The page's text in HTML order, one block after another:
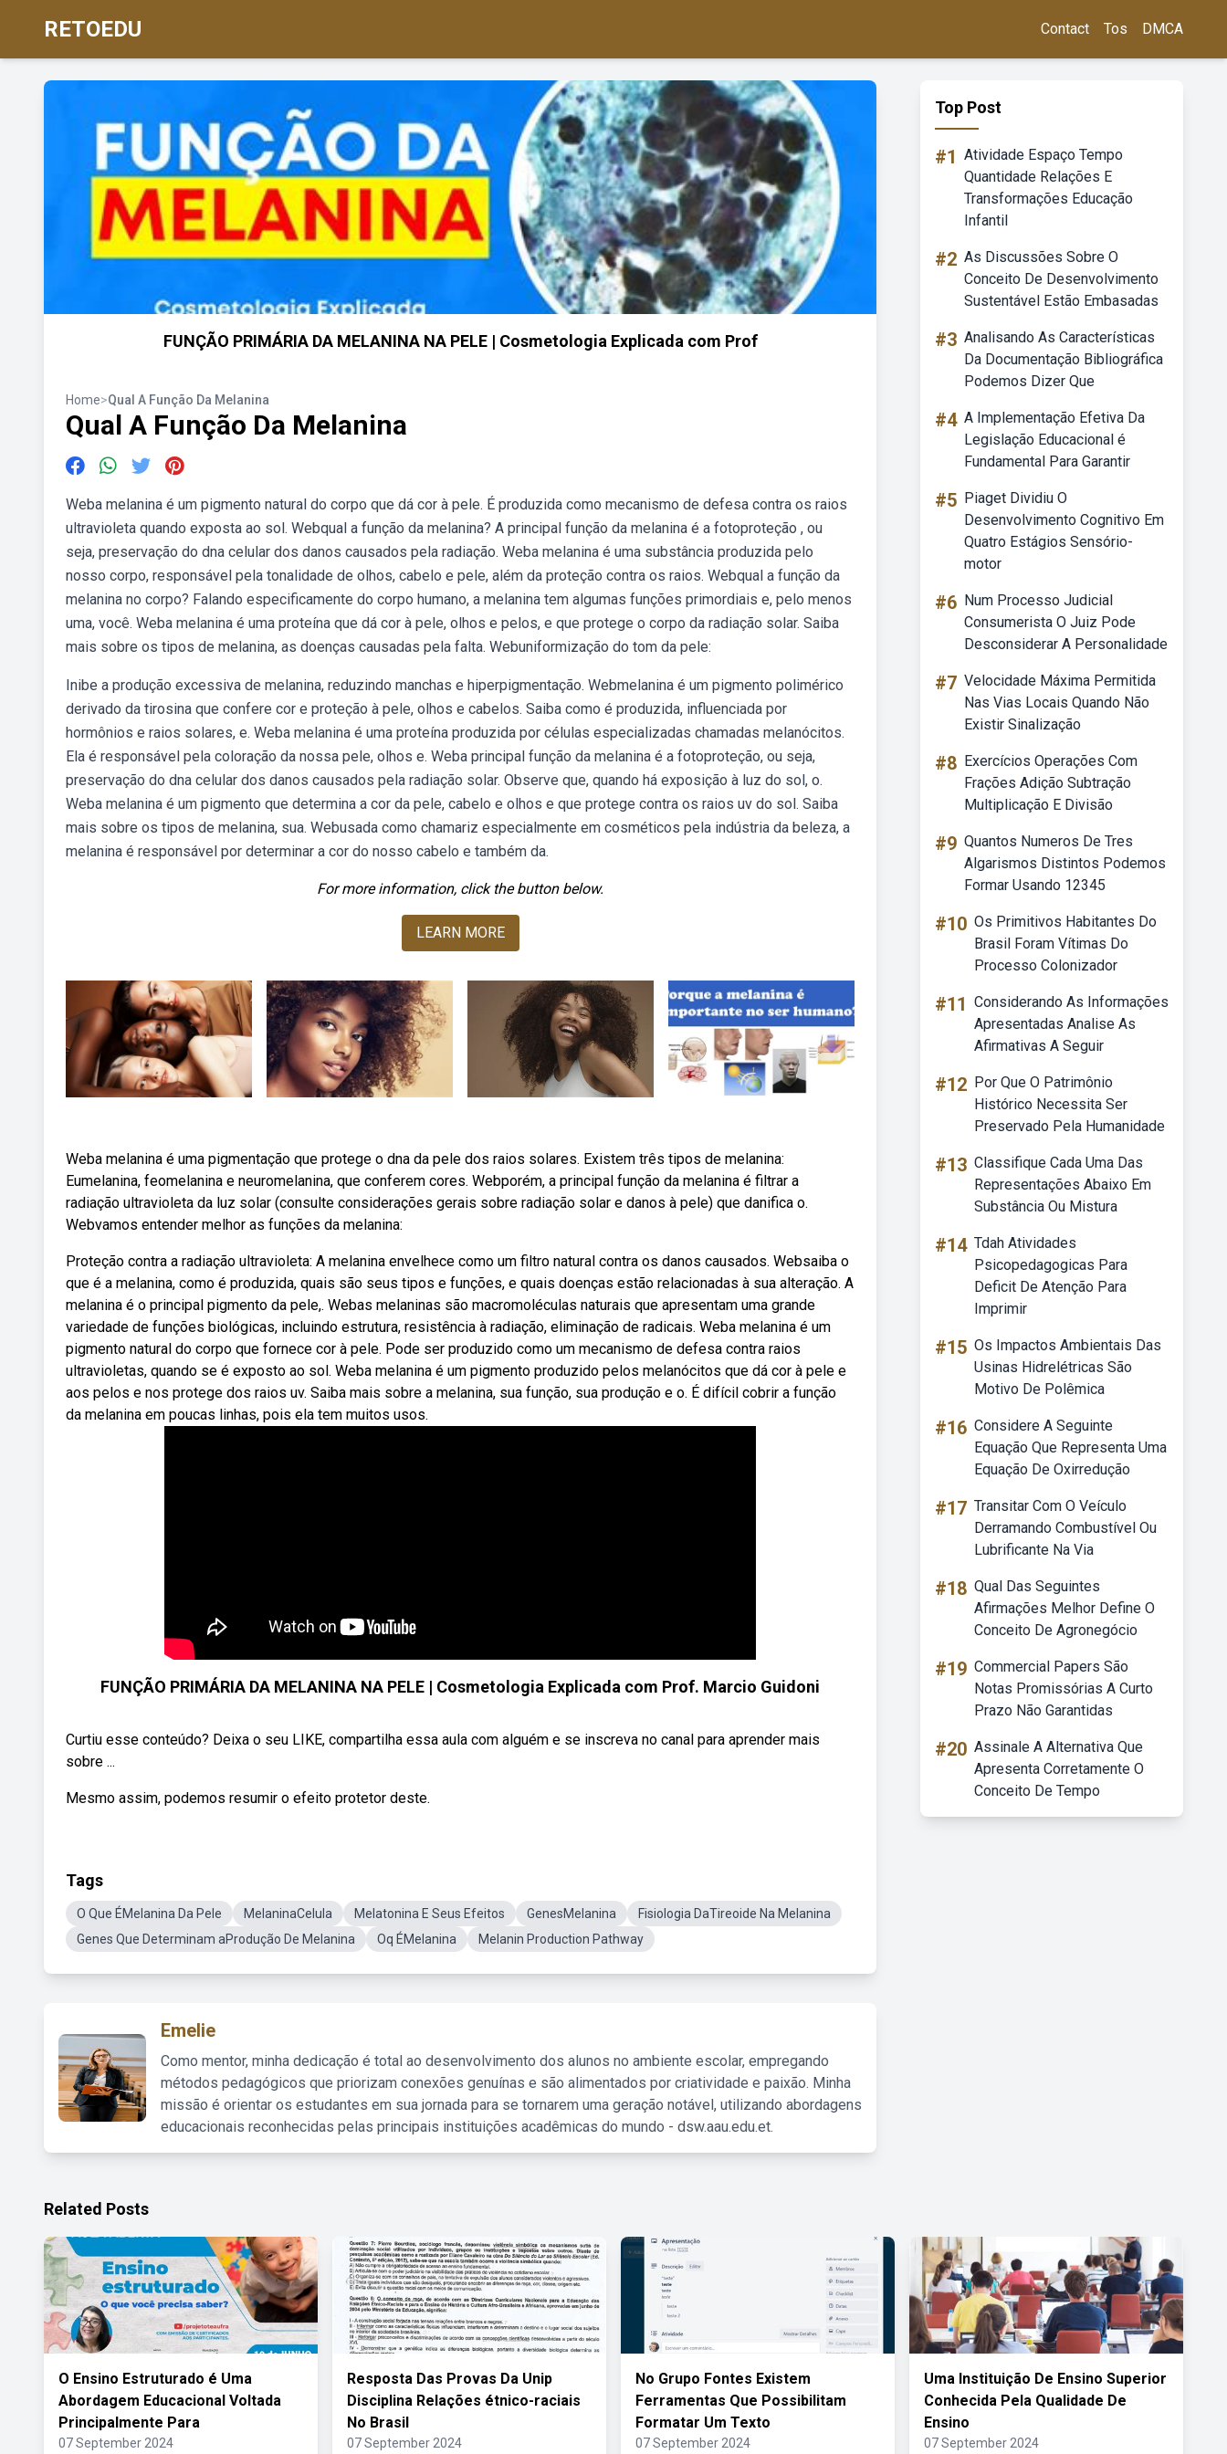
RETOEDU Contact Tos DMCA
FUNÇÃO PRIMÁRIA DA MELANINA NA PELE | Cosmetologia Explicada com Prof
Home>Qual A Função Da Melanina
Qual A Função Da Melanina
Weba melanina é um pigmento natural do corpo que dá cor à pele. É produzida como mecanismo de defesa contra os raios
ultravioleta quando exposta ao sol. Webqual a função da melanina? A principal função da melanina é a fotoproteção , ou
seja, preservação do dna celular dos danos causados pela radiação. Weba melanina é uma substância produzida pelo
nosso corpo, responsável pela tonalidade de olhos, cabelo e pele, além da proteção contra os raios. Webqual a função da
melanina no corpo? Falando especificamente do corpo humano, a melanina tem algumas funções primordiais e, pelo menos
uma, você. Weba melanina é uma proteína que dá cor à pele, olhos e pelos, e que protege o corpo da radiação solar. Saiba
mais sobre os tipos de melanina, as doenças causadas pela falta. Webuniformização do tom da pele:
Inibe a produção excessiva de melanina, reduzindo manchas e hiperpigmentação. Webmelanina é um pigmento polimérico
derivado da tirosina que confere cor e proteção à pele, olhos e cabelos. Saiba como é produzida, influenciada por
hormônios e raios solares, e. Weba melanina é uma proteína produzida por células especializadas chamadas melanócitos.
Ela é responsável pela coloração da nossa pele, olhos e. Weba principal função da melanina é a fotoproteção, ou seja,
preservação do dna celular dos danos causados pela radiação solar. Observe que, quando há exposição à luz do sol, o.
Weba melanina é um pigmento que determina a cor da pele, cabelo e olhos e que protege contra os raios uv do sol. Saiba
mais sobre os tipos de melanina, sua. Webusada como chamariz especialmente em cosméticos pela indústria da beleza, a
melanina é responsável por determinar a cor do nosso cabelo e também da.
For more information, click the button below.
LEARN MORE
Weba melanina é uma pigmentação que protege o dna da pele dos raios solares. Existem três tipos de melanina:
Eumelanina, feomelanina e neuromelanina, que conferem cores. Webporém, a principal função da melanina é filtrar a
radiação ultravioleta da luz solar (consulte considerações gerais sobre radiação solar e danos à pele) que danifica o.
Webvamos entender melhor as funções da melanina:
Proteção contra a radiação ultravioleta: A melanina envelhece como um filtro natural contra os danos causados. Websaiba o
que é a melanina, como é produzida, quais são seus tipos e funções, e quais doenças estão relacionadas à sua alteração. A
melanina é o principal pigmento da pele,. Webas melaninas são macromoléculas naturais que apresentam uma grande
variedade de funções biológicas, incluindo estrutura, resistência à radiação, eliminação de radicais. Weba melanina é um
pigmento natural do corpo que fornece cor à pele. Pode ser produzido como um mecanismo de defesa contra raios
ultravioletas, quando se é exposto ao sol. Weba melanina é um pigmento produzido pelos melanócitos que dá cor à pele e
aos pelos e nos protege dos raios uv. Saiba mais sobre a melanina, sua função, sua produção e o. É difícil cobrir a função
da melanina em poucas linhas, pois ela tem muitos usos.
FUNÇÃO PRIMÁRIA DA MELANINA NA PELE | Cosmetologia Explicada com Prof. Marcio Guidoni
Curtiu esse conteúdo? Deixa o seu LIKE, compartilha essa aula com alguém e se inscreva no canal para aprender mais
sobre ...
Mesmo assim, podemos resumir o efeito protetor deste.
Tags
O Que ÉMelanina Da Pele MelaninaCelula Melatonina E Seus Efeitos GenesMelanina
Fisiologia DaTireoide Na Melanina
Genes Que Determinam aProdução De Melanina
Oq ÉMelanina Melanin Production Pathway
Emelie
Como mentor, minha dedicação é total ao desenvolvimento dos alunos no ambiente escolar, empregando
métodos pedagógicos que priorizam conexões genuínas e são alimentados por criatividade e paixão. Minha
missão é orientar os estudantes em sua jornada para se tornarem uma geração notável, utilizando abordagens
educacionais reconhecidas pelas principais instituições acadêmicas do mundo - dsw.aau.edu.et.
Top Post
#1 Atividade Espaço Tempo
Quantidade Relações E
Transformações Educação
Infantil
#2 As Discussões Sobre O
Conceito De Desenvolvimento
Sustentável Estão Embasadas
#3 Analisando As Características
Da Documentação Bibliográfica
Podemos Dizer Que
#4 A Implementação Efetiva Da
Legislação Educacional é
Fundamental Para Garantir
#5 Piaget Dividiu O
Desenvolvimento Cognitivo Em
Quatro Estágios Sensório-
motor
#6 Num Processo Judicial
Consumerista O Juiz Pode
Desconsiderar A Personalidade
#7 Velocidade Máxima Permitida
Nas Vias Locais Quando Não
Existir Sinalização
#8 Exercícios Operações Com
Frações Adição Subtração
Multiplicação E Divisão
#9 Quantos Numeros De Tres
Algarismos Distintos Podemos
Formar Usando 12345
#10 Os Primitivos Habitantes Do
Brasil Foram Vítimas Do
Processo Colonizador
#11 Considerando As Informações
Apresentadas Analise As
Afirmativas A Seguir
#12 Por Que O Patrimônio
Histórico Necessita Ser
Preservado Pela Humanidade
#13 Classifique Cada Uma Das
Representações Abaixo Em
Substância Ou Mistura
#14 Tdah Atividades
Psicopedagogicas Para
Deficit De Atenção Para
Imprimir
#15 Os Impactos Ambientais Das
Usinas Hidrelétricas São
Motivo De Polêmica
#16 Considere A Seguinte
Equação Que Representa Uma
Equação De Oxirredução
#17 Transitar Com O Veículo
Derramando Combustível Ou
Lubrificante Na Via
#18 Qual Das Seguintes
Afirmações Melhor Define O
Conceito De Agronegócio
#19 Commercial Papers São
Notas Promissórias A Curto
Prazo Não Garantidas
#20 Assinale A Alternativa Que
Apresenta Corretamente O
Conceito De Tempo
Related Posts
O Ensino Estruturado é Uma
Abordagem Educacional Voltada
Principalmente Para
07 September 2024
Resposta Das Provas Da Unip
Disciplina Relações étnico-raciais
No Brasil
07 September 2024
No Grupo Fontes Existem
Ferramentas Que Possibilitam
Formatar Um Texto
07 September 2024
Uma Instituição De Ensino Superior
Conhecida Pela Qualidade De
Ensino
07 September 2024